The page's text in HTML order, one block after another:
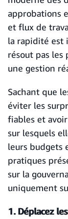
approbations
et flux de
la rapidité est
résout pas
une gestion
Sachant que
éviter les
fiables et
sur lesquels
leurs budgets
pratiques
sur la
uniquement
1. Déplacez